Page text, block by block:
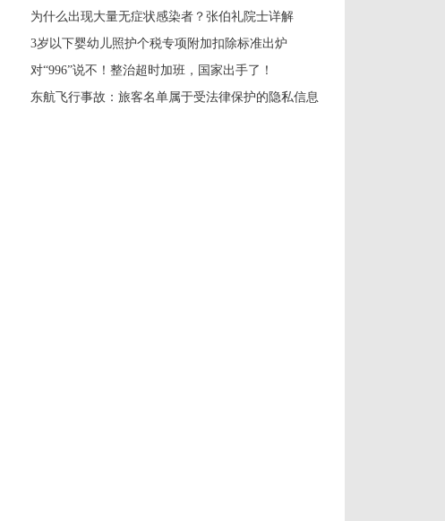
为什么出现大量无症状感染者？张伯礼院士详解
3岁以下婴幼儿照护个税专项附加扣除标准出炉
对“996”说不！整治超时加班，国家出手了！
东航飞行事故：旅客名单属于受法律保护的隐私信息